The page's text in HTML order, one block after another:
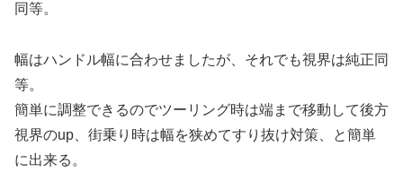
同等。
幅はハンドル幅に合わせましたが、それでも視界は純正同
等。
簡単に調整できるのでツーリング時は端まで移動して後方
視界のup、街乗り時は幅を狭めてすり抜け対策、と簡単
に出来る。